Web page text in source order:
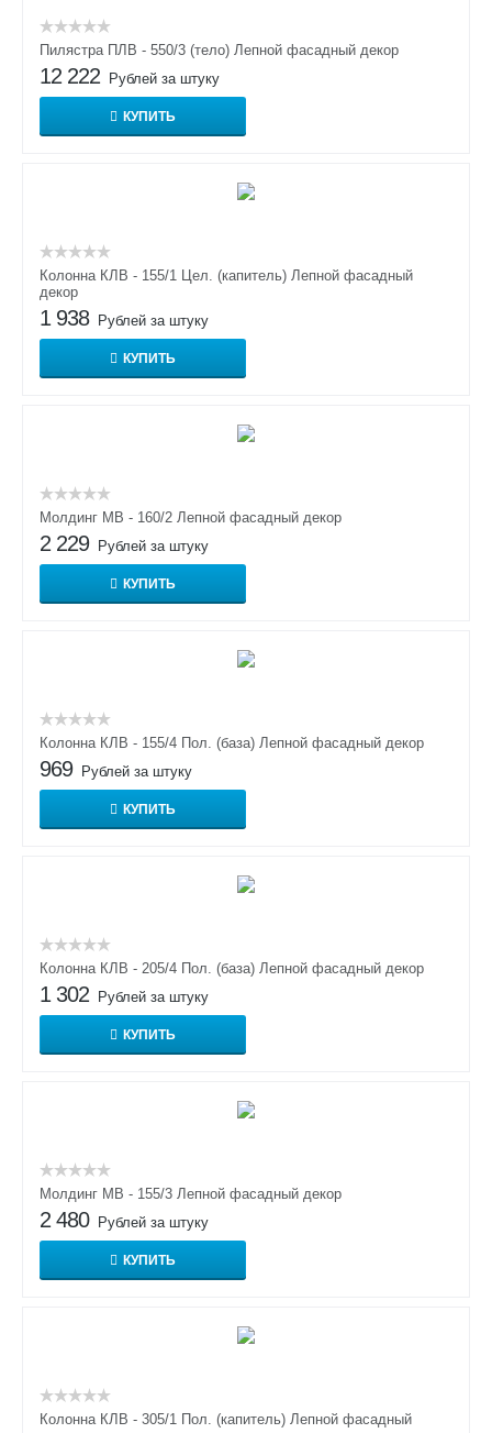
Пилястра ПЛВ - 550/3 (тело) Лепной фасадный декор
12 222 Рублей за штуку
КУПИТЬ
Колонна КЛВ - 155/1 Цел. (капитель) Лепной фасадный
декор
1 938 Рублей за штуку
КУПИТЬ
Молдинг МВ - 160/2 Лепной фасадный декор
2 229 Рублей за штуку
КУПИТЬ
Колонна КЛВ - 155/4 Пол. (база) Лепной фасадный декор
969 Рублей за штуку
КУПИТЬ
Колонна КЛВ - 205/4 Пол. (база) Лепной фасадный декор
1 302 Рублей за штуку
КУПИТЬ
Молдинг МВ - 155/3 Лепной фасадный декор
2 480 Рублей за штуку
КУПИТЬ
Колонна КЛВ - 305/1 Пол. (капитель) Лепной фасадный